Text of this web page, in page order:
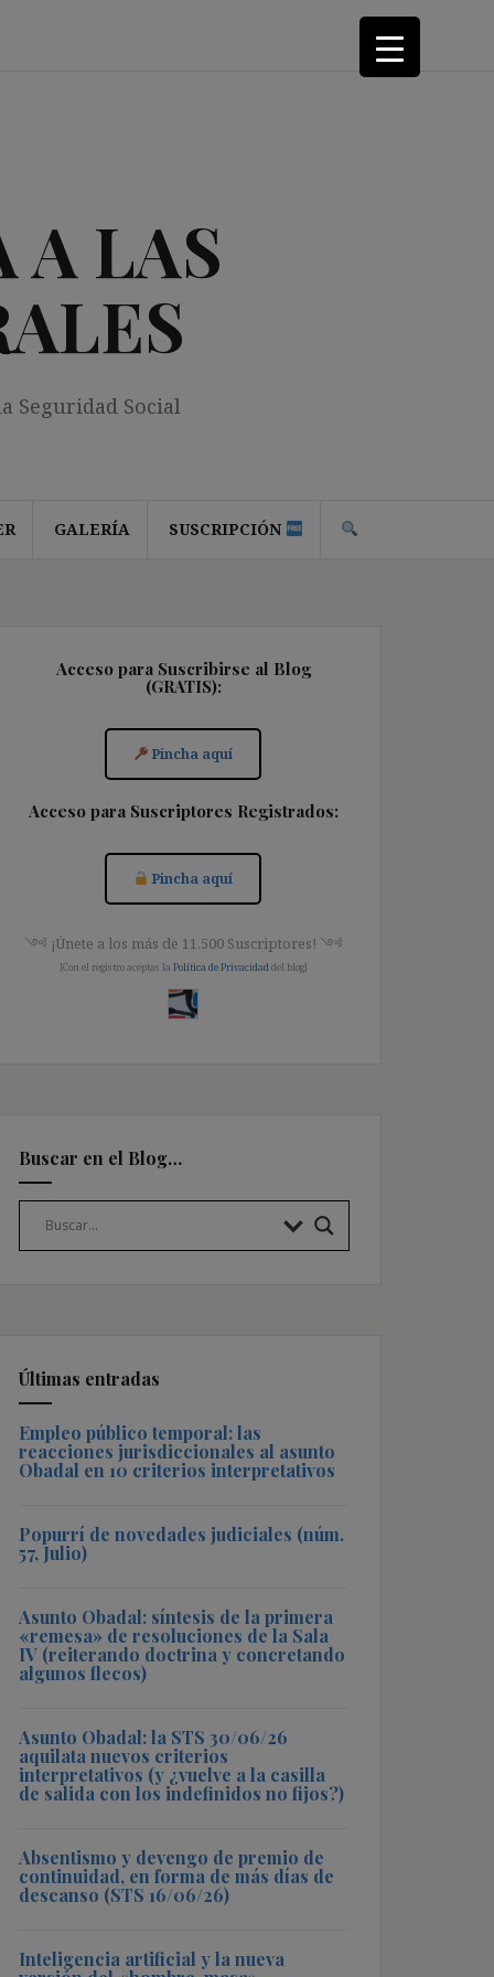
A LAS
Seguridad Social
GALERÍA SUSCRIPCIÓN
Acceso para Suscribirse al Blog
(GRATIS):
Pincha aquí
Acceso para Suscriptores Registrados:
Pincha aquí
༺ ¡Únete a los más de 11.500 Suscriptores! ༺
[Con el registro aceptas la Política de Privacidad del blog]
Buscar en el Blog…
Últimas entradas
Empleo público temporal: las
reacciones jurisdiccionales al asunto
Obadal en 10 criterios interpretativos
Popurrí de novedades judiciales (núm.
57, Julio)
Asunto Obadal: síntesis de la primera
«remesa» de resoluciones de la Sala
IV (reiterando doctrina y concretando
algunos flecos)
Asunto Obadal: la STS 30/06/26
aquilata nuevos criterios
interpretativos (y ¿vuelve a la casilla
de salida con los indefinidos no fijos?)
Absentismo y devengo de premio de
continuidad, en forma de más días de
descanso (STS 16/06/26)
Inteligencia artificial y la nueva